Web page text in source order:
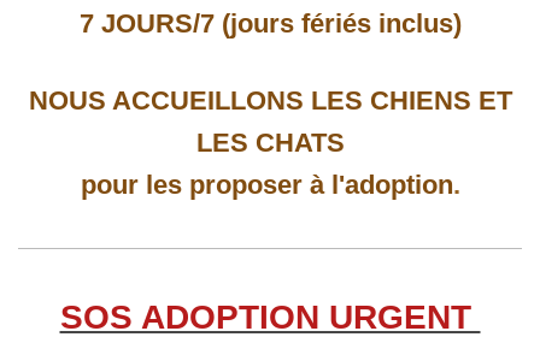
7 JOURS/7 (jours fériés inclus)
NOUS ACCUEILLONS LES CHIENS ET
LES CHATS
pour les proposer à l'adoption.
SOS ADOPTION URGENT